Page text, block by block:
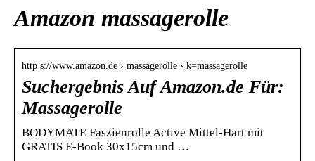
Amazon massagerolle
http s://www.amazon.de › massagerolle › k=massagerolle
Suchergebnis Auf Amazon.de Für:
Massagerolle
BODYMATE Faszienrolle Active Mittel-Hart mit
GRATIS E-Book 30x15cm und …